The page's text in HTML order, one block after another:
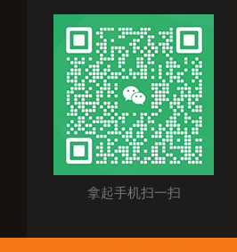
拿起手机扫一扫